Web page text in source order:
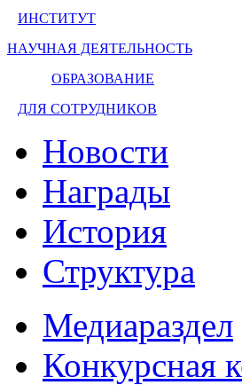
ИНСТИТУТ
НАУЧНАЯ ДЕЯТЕЛЬНОСТЬ
ОБРАЗОВАНИЕ
ДЛЯ СОТРУДНИКОВ
Новости
Награды
История
Структура
Медиараздел
Конкурсная